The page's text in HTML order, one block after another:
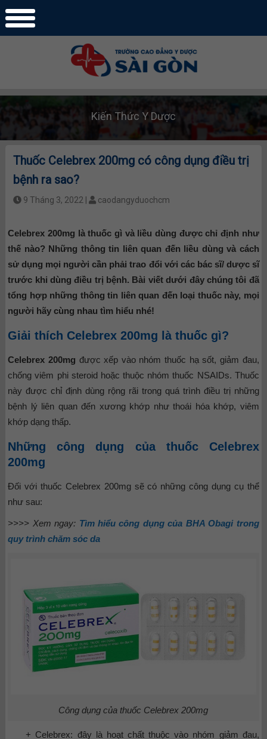
Kiến Thức Y Dược
Thuốc Celebrex 200mg có công dụng điều trị
bệnh ra sao?
9 Tháng 3, 2022 | caodangyduochcm
Celebrex 200mg là thuốc gì và liều dùng được chỉ định như
thế nào? Những thông tin liên quan đến liều dùng và cách
sử dụng mọi người cần phải trao đổi với các bác sĩ/ dược sĩ
trước khi dùng điều trị bệnh. Bài viết dưới đây chúng tôi đã
tổng hợp những thông tin liên quan đến loại thuốc này, mọi
người hãy cùng nhau tìm hiểu nhé!
Giải thích Celebrex 200mg là thuốc gì?
Celebrex 200mg được xếp vào nhóm thuốc hạ sốt, giảm đau,
chống viêm phi steroid hoặc thuộc nhóm thuốc NSAIDs. Thuốc
này được chỉ định dùng rộng rãi trong quá trình điều trị những
bệnh lý liên quan đến xương khớp như thoái hóa khớp, viêm
khớp dạng thấp.
Những công dụng của thuốc Celebrex
200mg
Đối với thuốc Celebrex 200mg sẽ có những công dụng cụ thể
như sau:
>>>> Xem ngay: Tìm hiểu công dụng của BHA Obagi trong
quy trình chăm sóc da
Công dụng của thuốc Celebrex 200mg
+ Celebrex: đây là hoạt chất thuộc vào nhóm giảm đau,